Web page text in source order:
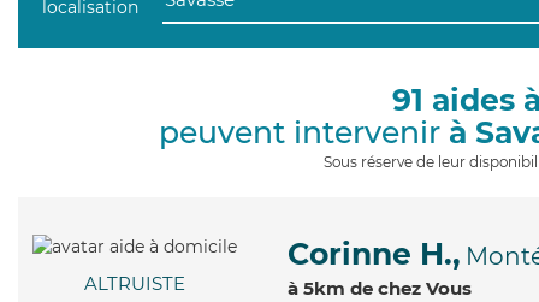
91 aides
peuvent intervenir à
Sous réserve de leur
ALTRUISTE
Corinne H.,
à 5km de chez Vous